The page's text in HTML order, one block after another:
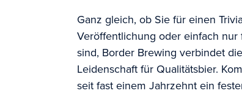
Ganz gleich, ob Sie für einen
Veröffentlichung oder einfach
sind, Border Brewing verbindet
Leidenschaft für Qualitätsbier.
seit fast einem Jahrzehnt ein